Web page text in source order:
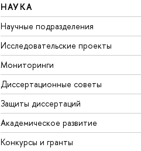
НАУКА
Научные подразделения
Исследовательские проекты
Мониторинги
Диссертационные советы
Защиты диссертаций
Академическое развитие
Конкурсы и гранты